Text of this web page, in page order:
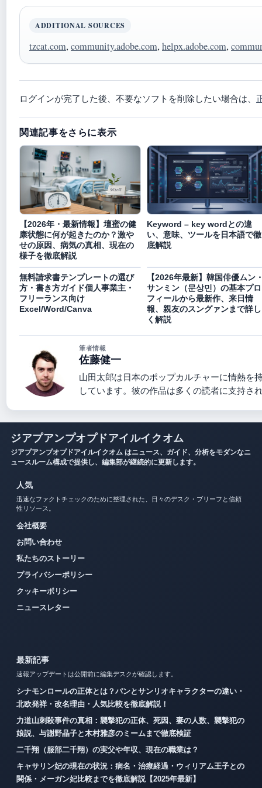
ADDITIONAL SOURCES
tzcat.com, community.adobe.com, helpx.adobe.com,
ログインが完了した後、不要なソフトを削除したい場合は、
関連記事をさらに表示
【2026年・最新情報】壇蜜の健
康状態に何が起きたのか？激や
せの原因、病気の真相、現在の
様子を徹底解説
Keyword – key wordとの違
い、意味、ツールを日本語で徹
底解説
無料請求書テンプレートの選び
方・書き方ガイド個人事業主・
フリーランス向け
Excel/Word/Canva
【2026年最新】韓国俳優ムン
サンミン（문상민）の基本プロ
フィールから最新作、来日情
報、親友のスングァンまで詳し
く解説
筆者情報
佐藤健一
山田太郎は日本のポップカルチャーに情熱を
しています。彼の作品は多くの読者に支持さ
ジアプアンプオプドアイルイクオム
ジアプアンプオプドアイルイクオム はニュース、ガイド、分析をモダンなニ
ュースルーム構成で提供し、編集部が継続的に更新します。
人気
迅速なファクトチェックのために整理された、日々のデスク・ブリーフと信頼
性リソース。
会社概要
お問い合わせ
私たちのストーリー
プライバシーポリシー
クッキーポリシー
ニュースレター
最新記事
速報アップデートは公開前に編集デスクが確認します。
シナモンロールの正体とは？パンとサンリオキャラクターの違い・
北欧発祥・改名理由・人気比較を徹底解説！
力道山刺殺事件の真相：襲撃犯の正体、死因、妻の人数、襲撃犯の
娘説、与謝野晶子と木村雅彦のミームまで徹底検証
二千翔（服部二千翔）の実父や年収、現在の職業は？
キャサリン妃の現在の状況：病名・治療経過・ウィリアム王子との
関係・メーガン妃比較までを徹底解説【2025年最新】